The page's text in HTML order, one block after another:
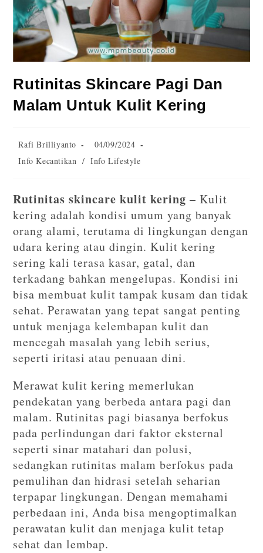
Rutinitas Skincare Pagi Dan
Malam Untuk Kulit Kering
Rafi Brilliyanto
04/09/2024
Info Kecantikan / Info Lifestyle
Rutinitas skincare kulit kering – Kulit
kering adalah kondisi umum yang banyak
orang alami, terutama di lingkungan dengan
udara kering atau dingin. Kulit kering
sering kali terasa kasar, gatal, dan
terkadang bahkan mengelupas. Kondisi ini
bisa membuat kulit tampak kusam dan tidak
sehat. Perawatan yang tepat sangat penting
untuk menjaga kelembapan kulit dan
mencegah masalah yang lebih serius,
seperti iritasi atau penuaan dini.
Merawat kulit kering memerlukan
pendekatan yang berbeda antara pagi dan
malam. Rutinitas pagi biasanya berfokus
pada perlindungan dari faktor eksternal
seperti sinar matahari dan polusi,
sedangkan rutinitas malam berfokus pada
pemulihan dan hidrasi setelah seharian
terpapar lingkungan. Dengan memahami
perbedaan ini, Anda bisa mengoptimalkan
perawatan kulit dan menjaga kulit tetap
sehat dan lembap.